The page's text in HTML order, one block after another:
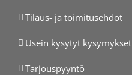
Tilaus- ja toimitusehdot
Usein kysytyt kysymykset
Tarjouspyyntö